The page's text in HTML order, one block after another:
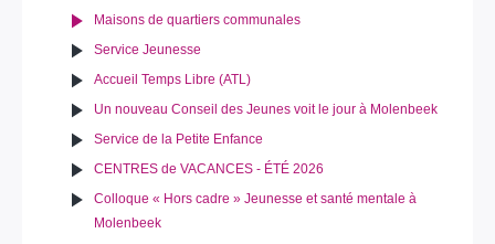
Maisons de quartiers communales
Service Jeunesse
Accueil Temps Libre (ATL)
Un nouveau Conseil des Jeunes voit le jour à Molenbeek
Service de la Petite Enfance
CENTRES de VACANCES - ÉTÉ 2026
Colloque « Hors cadre » Jeunesse et santé mentale à
Molenbeek